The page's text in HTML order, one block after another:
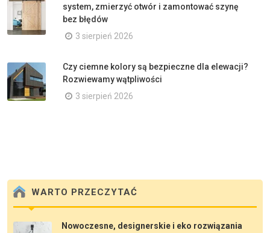
system, zmierzyć otwór i zamontować szynę
bez błędów
3 sierpień 2026
Czy ciemne kolory są bezpieczne dla elewacji?
Rozwiewamy wątpliwości
3 sierpień 2026
WARTO PRZECZYTAĆ
Nowoczesne, designerskie i eko rozwiązania